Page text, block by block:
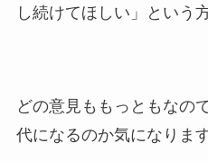
し続けてほしい」という
どの意見ももっともなの
代になるのか気になります